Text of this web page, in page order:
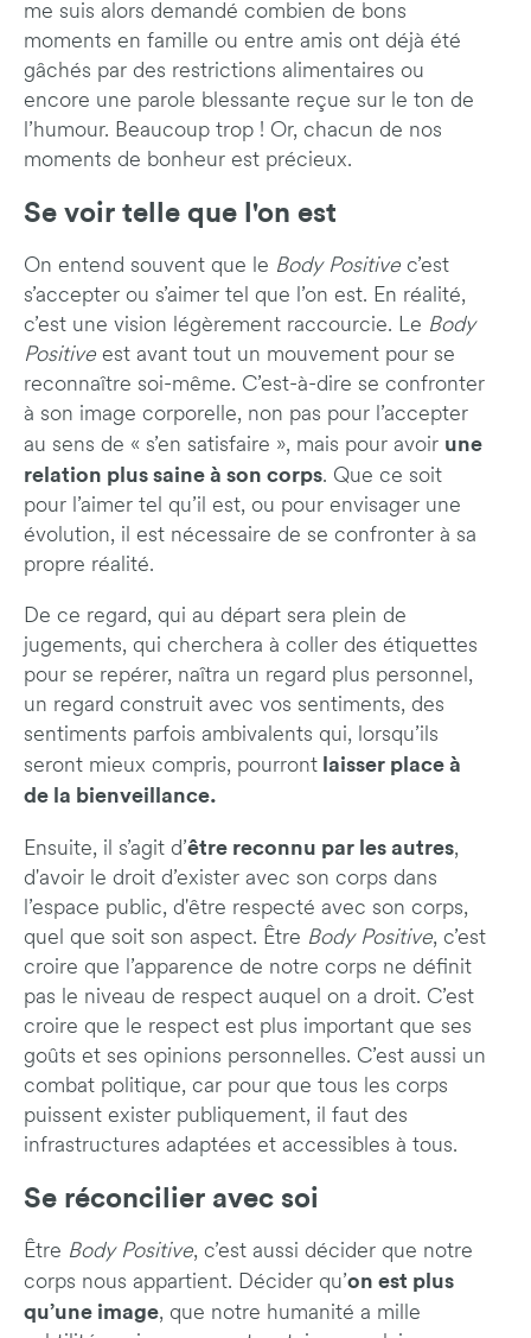
me suis alors demandé combien de bons
moments en famille ou entre amis ont déjà été
gâchés par des restrictions alimentaires ou
encore une parole blessante reçue sur le ton de
l’humour. Beaucoup trop ! Or, chacun de nos
moments de bonheur est précieux.
Se voir telle que l'on est
On entend souvent que le Body Positive c’est
s’accepter ou s’aimer tel que l’on est. En réalité,
c’est une vision légèrement raccourcie. Le Body
Positive est avant tout un mouvement pour se
reconnaître soi-même. C’est-à-dire se confronter
à son image corporelle, non pas pour l’accepter
au sens de « s’en satisfaire », mais pour avoir une
relation plus saine à son corps. Que ce soit
pour l’aimer tel qu’il est, ou pour envisager une
évolution, il est nécessaire de se confronter à sa
propre réalité.
De ce regard, qui au départ sera plein de
jugements, qui cherchera à coller des étiquettes
pour se repérer, naîtra un regard plus personnel,
un regard construit avec vos sentiments, des
sentiments parfois ambivalents qui, lorsqu’ils
seront mieux compris, pourront laisser place à
de la bienveillance.
Ensuite, il s’agit d’être reconnu par les autres,
d'avoir le droit d’exister avec son corps dans
l’espace public, d'être respecté avec son corps,
quel que soit son aspect. Être Body Positive, c’est
croire que l’apparence de notre corps ne définit
pas le niveau de respect auquel on a droit. C’est
croire que le respect est plus important que ses
goûts et ses opinions personnelles. C’est aussi un
combat politique, car pour que tous les corps
puissent exister publiquement, il faut des
infrastructures adaptées et accessibles à tous.
Se réconcilier avec soi
Être Body Positive, c’est aussi décider que notre
corps nous appartient. Décider qu’on est plus
qu’une image, que notre humanité a mille